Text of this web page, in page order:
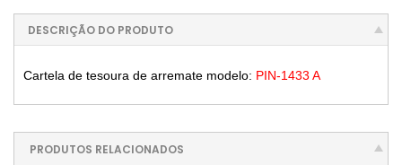
DESCRIÇÃO DO PRODUTO
Cartela de tesoura de arremate modelo: PIN-1433 A
PRODUTOS RELACIONADOS